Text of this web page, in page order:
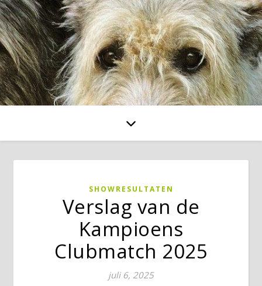
SHOWRESULTATEN
Verslag van de
Kampioens
Clubmatch 2025
juli 6, 2025